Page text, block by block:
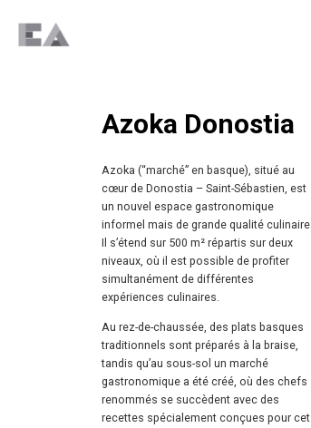
Azoka Donostia
Azoka (“marché” en basque), situé au
cœur de Donostia – Saint-Sébastien, est
un nouvel espace gastronomique
informel mais de grande qualité culinaire.
Il s’étend sur 500 m² répartis sur deux
niveaux, où il est possible de profiter
simultanément de différentes
expériences culinaires.
Au rez-de-chaussée, des plats basques
traditionnels sont préparés à la braise,
tandis qu’au sous-sol un marché
gastronomique a été créé, où des chefs
renommés se succèdent avec des
recettes spécialement conçues pour cet